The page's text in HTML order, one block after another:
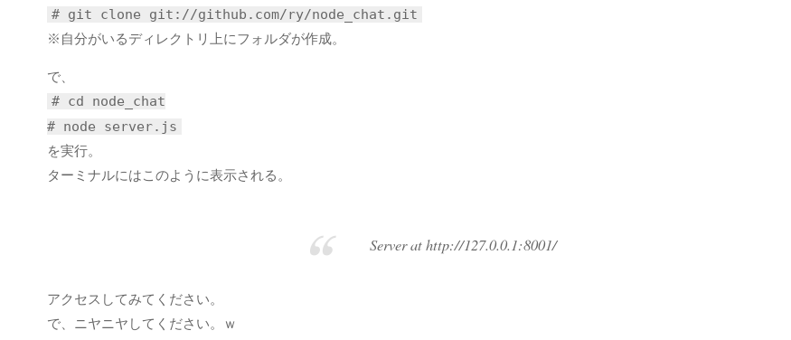
# git clone git://github.com/ry/node_chat.git
※自分がいるディレクトリ上にフォルダが作成。
で、
# cd node_chat
# node server.js
を実行。
ターミナルにはこのように表示される。
Server at http://127.0.0.1:8001/
アクセスしてみてください。
で、ニヤニヤしてください。ｗ